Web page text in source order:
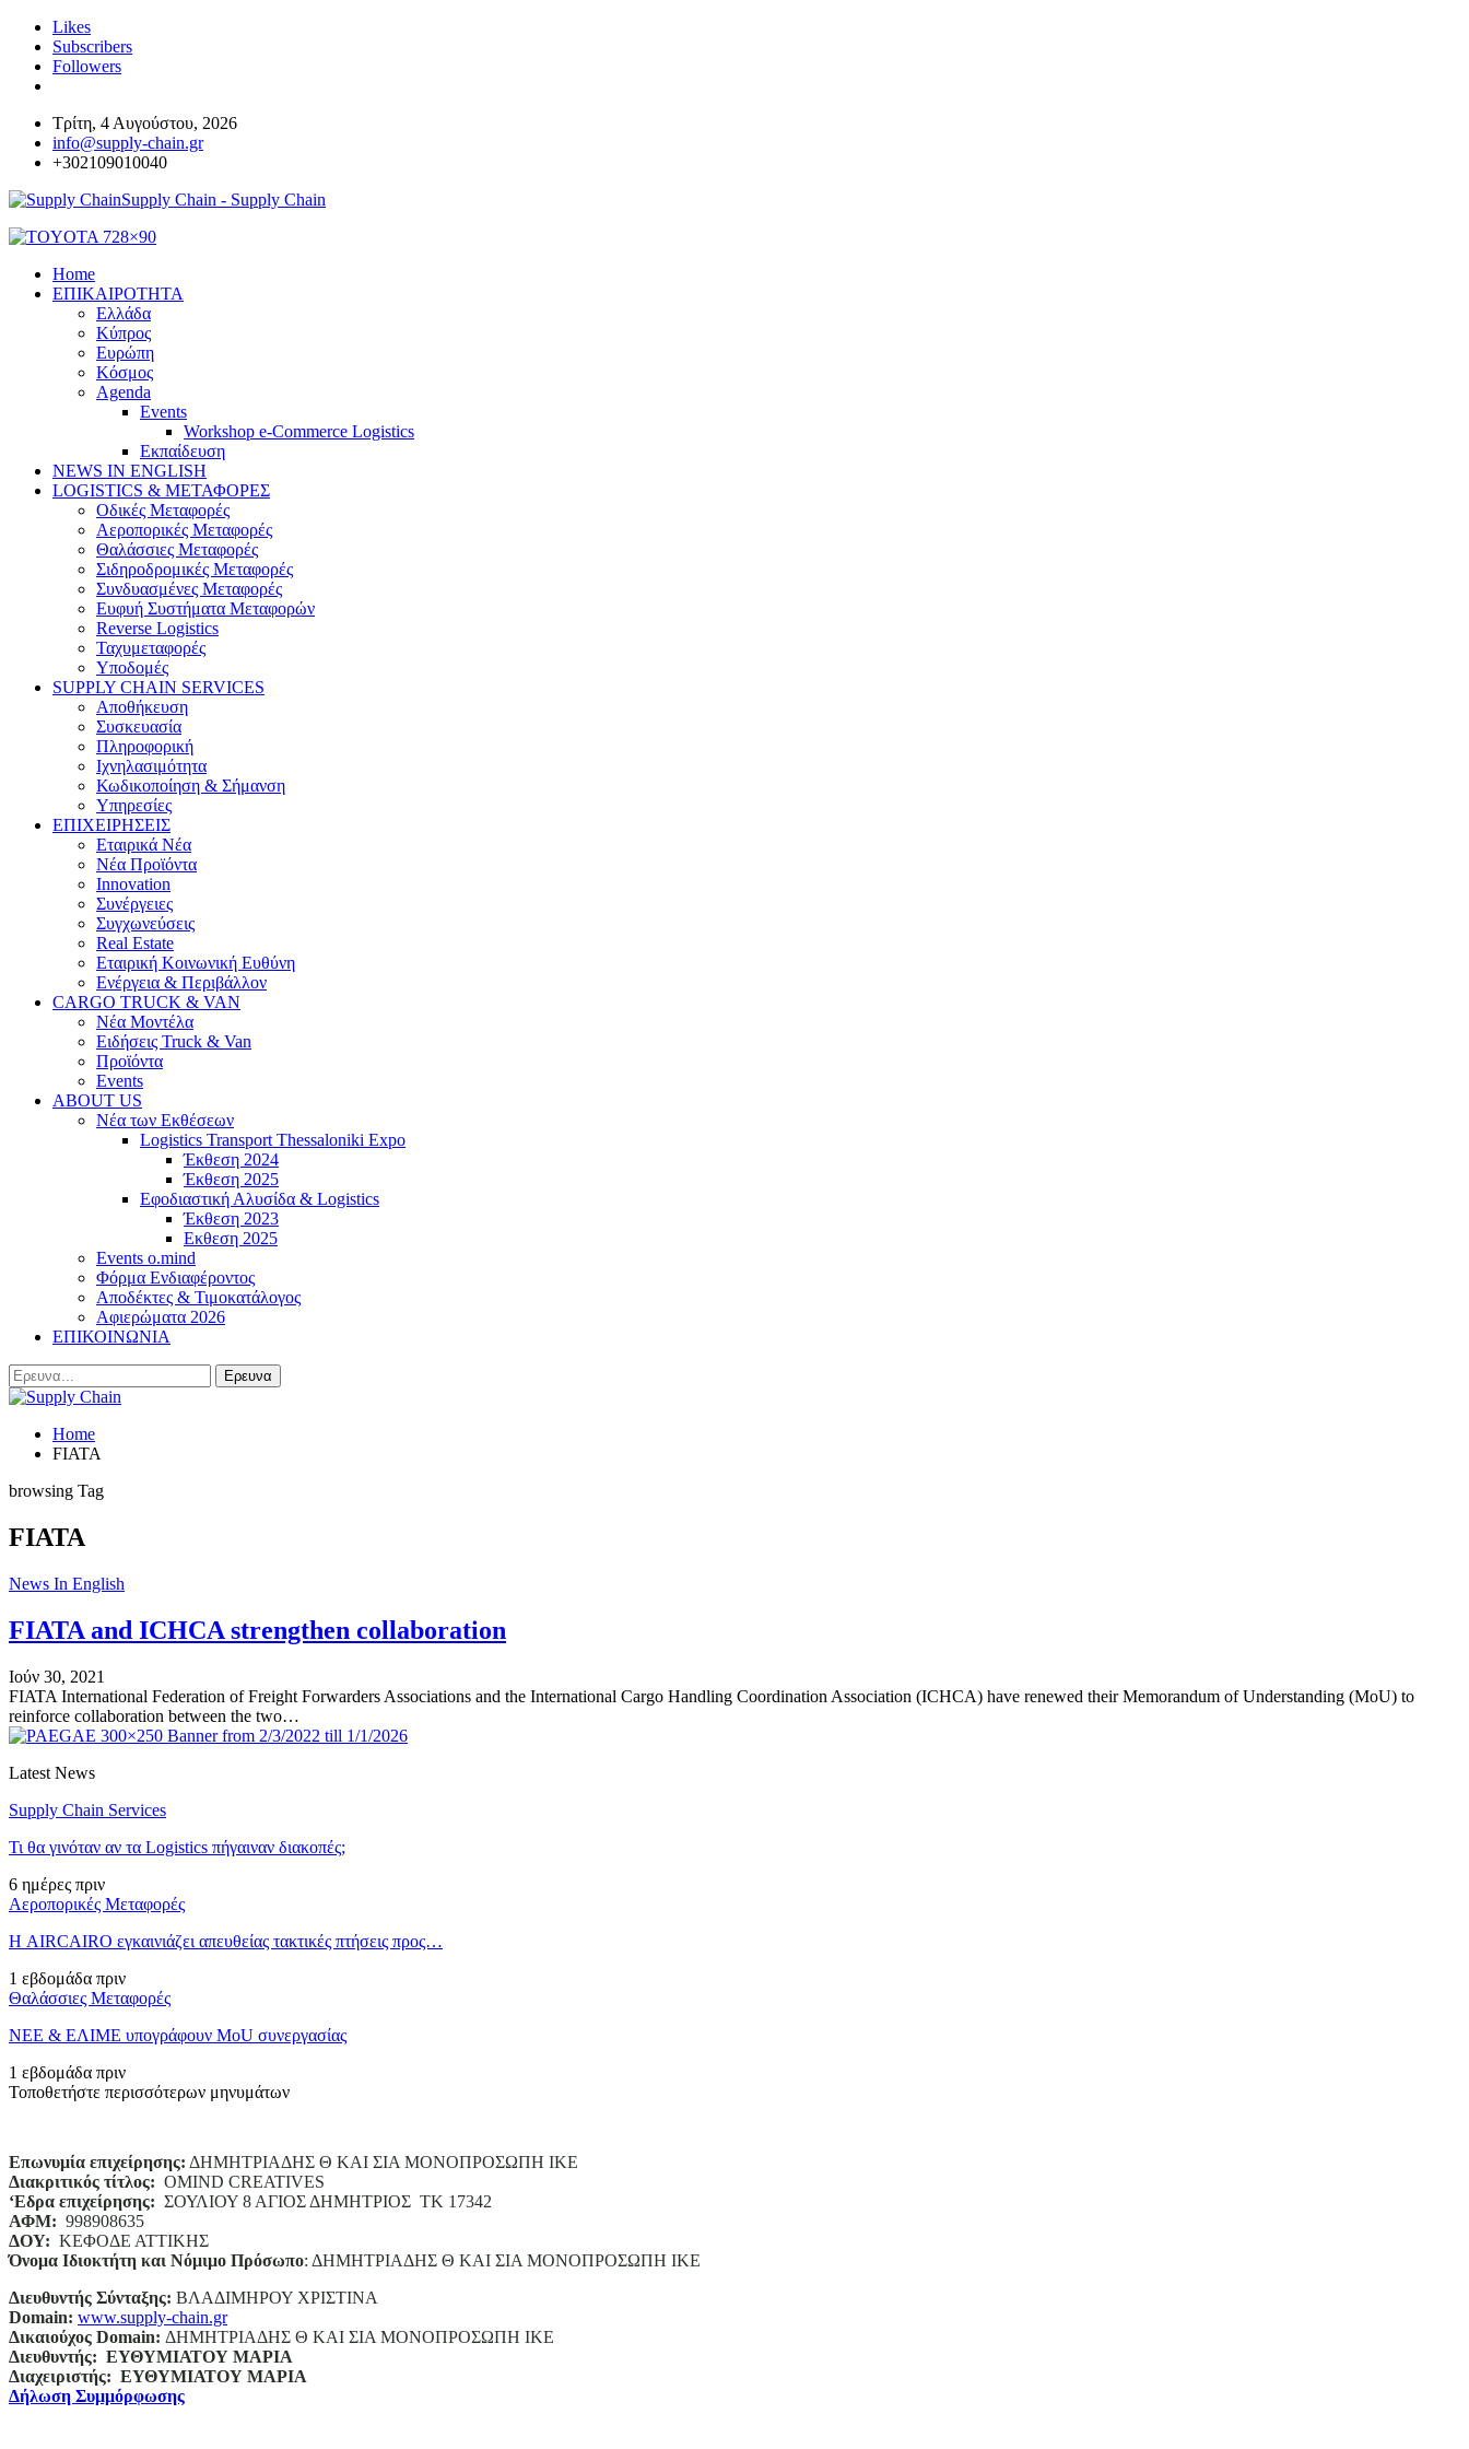
Likes
Subscribers
Followers
Τρίτη, 4 Αυγούστου, 2026
info@supply-chain.gr
+302109010040
Supply Chain - Supply Chain
Home
ΕΠΙΚΑΙΡΟΤΗΤΑ
Ελλάδα
Κύπρος
Ευρώπη
Κόσμος
Agenda
Events
Workshop e-Commerce Logistics
Εκπαίδευση
NEWS IN ENGLISH
LOGISTICS & ΜΕΤΑΦΟΡΕΣ
Οδικές Μεταφορές
Αεροπορικές Μεταφορές
Θαλάσσιες Μεταφορές
Σιδηροδρομικές Μεταφορές
Συνδυασμένες Μεταφορές
Ευφυή Συστήματα Μεταφορών
Reverse Logistics
Ταχυμεταφορές
Υποδομές
SUPPLY CHAIN SERVICES
Αποθήκευση
Συσκευασία
Πληροφορική
Ιχνηλασιμότητα
Κωδικοποίηση & Σήμανση
Υπηρεσίες
ΕΠΙΧΕΙΡΗΣΕΙΣ
Εταιρικά Νέα
Νέα Προϊόντα
Innovation
Συνέργειες
Συγχωνεύσεις
Real Estate
Εταιρική Κοινωνική Ευθύνη
Ενέργεια & Περιβάλλον
CARGO TRUCK & VAN
Νέα Μοντέλα
Ειδήσεις Truck & Van
Προϊόντα
Events
ABOUT US
Νέα των Εκθέσεων
Logistics Transport Thessaloniki Expo
Έκθεση 2024
Έκθεση 2025
Εφοδιαστική Αλυσίδα & Logistics
Έκθεση 2023
Εκθεση 2025
Events o.mind
Φόρμα Ενδιαφέροντος
Αποδέκτες & Τιμοκατάλογος
Αφιερώματα 2026
ΕΠΙΚΟΙΝΩΝΙΑ
Home
FIATA
browsing Tag
FIATA
News In English
FIATA and ICHCA strengthen collaboration
Ιούν 30, 2021
FIATA International Federation of Freight Forwarders Associations and the International Cargo Handling Coordination Association (ICHCA) have renewed their Memorandum of Understanding (MoU) to
reinforce collaboration between the two…
Latest News
Supply Chain Services
Τι θα γινόταν αν τα Logistics πήγαιναν διακοπές;
6 ημέρες πριν
Αεροπορικές Μεταφορές
Η AIRCAIRO εγκαινιάζει απευθείας τακτικές πτήσεις προς…
1 εβδομάδα πριν
Θαλάσσιες Μεταφορές
ΝΕΕ & ΕΛΙΜΕ υπογράφουν MoU συνεργασίας
1 εβδομάδα πριν
Τοποθετήστε περισσότερων μηνυμάτων
Επωνυμία επιχείρησης: ΔΗΜΗΤΡΙΑΔΗΣ Θ ΚΑΙ ΣΙΑ ΜΟΝΟΠΡΟΣΩΠΗ ΙΚΕ
Διακριτικός τίτλος: ΟΜΙΝD CREATIVES
‘Eδρα επιχείρησης: ΣΟΥΛΙΟΥ 8 ΑΓΙΟΣ ΔΗΜΗΤΡΙΟΣ ΤΚ 17342
ΑΦΜ: 998908635
ΔΟΥ: ΚΕΦΟΔΕ ΑΤΤΙΚΗΣ
Όνομα Ιδιοκτήτη και Νόμιμο Πρόσωπο: ΔΗΜΗΤΡΙΑΔΗΣ Θ ΚΑΙ ΣΙΑ ΜΟΝΟΠΡΟΣΩΠΗ ΙΚΕ
Διευθυντής Σύνταξης: ΒΛΑΔΙΜΗΡΟΥ ΧΡΙΣΤΙΝΑ
Domain: www.supply-chain.gr
Δικαιούχος Domain: ΔΗΜΗΤΡΙΑΔΗΣ Θ ΚΑΙ ΣΙΑ ΜΟΝΟΠΡΟΣΩΠΗ ΙΚΕ
Διευθυντής: ΕΥΘΥΜΙΑΤΟΥ ΜΑΡΙΑ
Διαχειριστής: ΕΥΘΥΜΙΑΤΟΥ ΜΑΡΙΑ
Δήλωση Συμμόρφωσης